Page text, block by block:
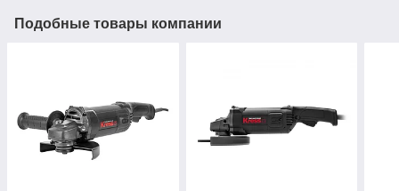
Подобные товары компании